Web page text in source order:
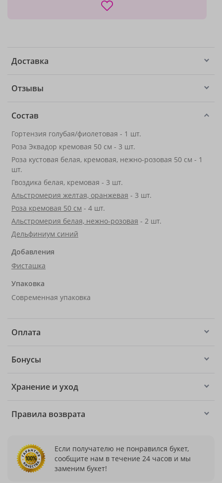
Доставка
Отзывы
Состав
Гортензия голубая/фиолетовая - 1 шт.
Роза Эквадор кремовая 50 см - 3 шт.
Роза кустовая белая, кремовая, нежно-розовая 50 см - 1
шт.
Гвоздика белая, кремовая - 3 шт.
Альстромерия желтая, оранжевая - 3 шт.
Роза кремовая 50 см - 4 шт.
Альстромерия белая, нежно-розовая - 2 шт.
Дельфиниум синий
Добавления
Фисташка
Упаковка
Современная упаковка
Оплата
Бонусы
Хранение и уход
Правила возврата
Если получателю не понравился букет,
сообщите нам в течение 24 часов и мы
заменим букет!